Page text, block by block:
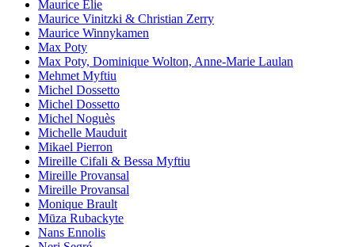
Maurice Elie
Maurice Vinitzki & Christian Zerry
Maurice Winnykamen
Max Poty
Max Poty, Dominique Wolton, Anne-Marie Laulan
Mehmet Myftiu
Michel Dossetto
Michel Dossetto
Michel Noguès
Michelle Mauduit
Mikael Pierron
Mireille Cifali & Bessa Myftiu
Mireille Provansal
Mireille Provansal
Monique Brault
Mūza Rubackyte
Nans Ennolis